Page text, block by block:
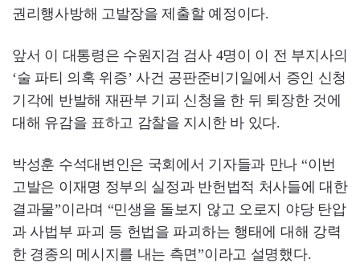
권리행사방해 고발장을 제출할 예정이다.
앞서 이 대통령은 수원지검 검사 4명이 이 전 부지사의
‘술 파티 의혹 위증’ 사건 공판준비기일에서 증인 신청
기각에 반발해 재판부 기피 신청을 한 뒤 퇴장한 것에
대해 유감을 표하고 감찰을 지시한 바 있다.
박성훈 수석대변인은 국회에서 기자들과 만나 “이번
고발은 이재명 정부의 실정과 반헌법적 처사들에 대한
결과물”이라며 “민생을 돌보지 않고 오로지 야당 탄압
과 사법부 파괴 등 헌법을 파괴하는 행태에 대해 강력
한 경종의 메시지를 내는 측면”이라고 설명했다.